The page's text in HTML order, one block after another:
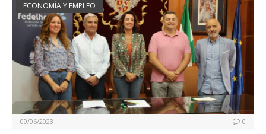
ECONOMÍA Y EMPLEO
09/06/2023 0